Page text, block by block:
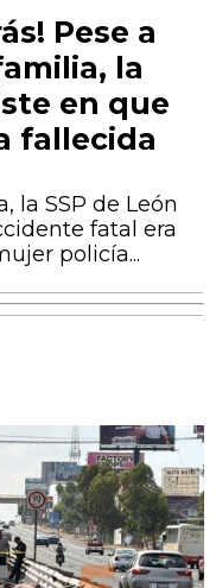
Pese a
la
en que
fallecida
la SSP de León
fatal era
policía...